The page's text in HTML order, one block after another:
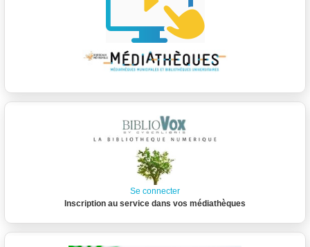
Se connecter
Inscription au service dans vos médiathèques